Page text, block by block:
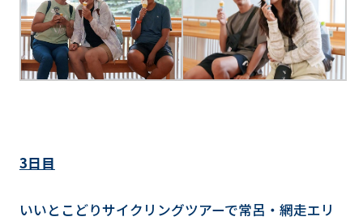
3日目
いいとこどりサイクリングツアーで常呂・網走エリ